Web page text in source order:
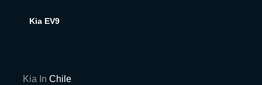
Kia EV9
Kia In Chile